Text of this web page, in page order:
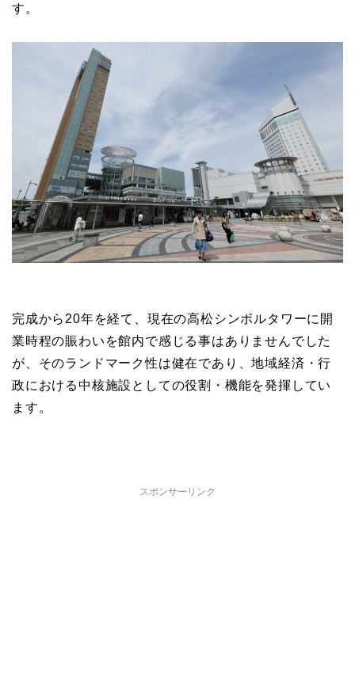
す。
完成から20年を経て、現在の高松シンボルタワーに開
業時程の賑わいを館内で感じる事はありませんでした
が、そのランドマーク性は健在であり、地域経済・行
政における中核施設としての役割・機能を発揮してい
ます。
スポンサーリンク